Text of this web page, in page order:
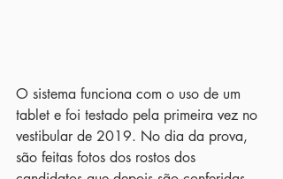
O sistema funciona com o uso de um
tablet e foi testado pela primeira vez no
vestibular de 2019. No dia da prova,
são feitas fotos dos rostos dos